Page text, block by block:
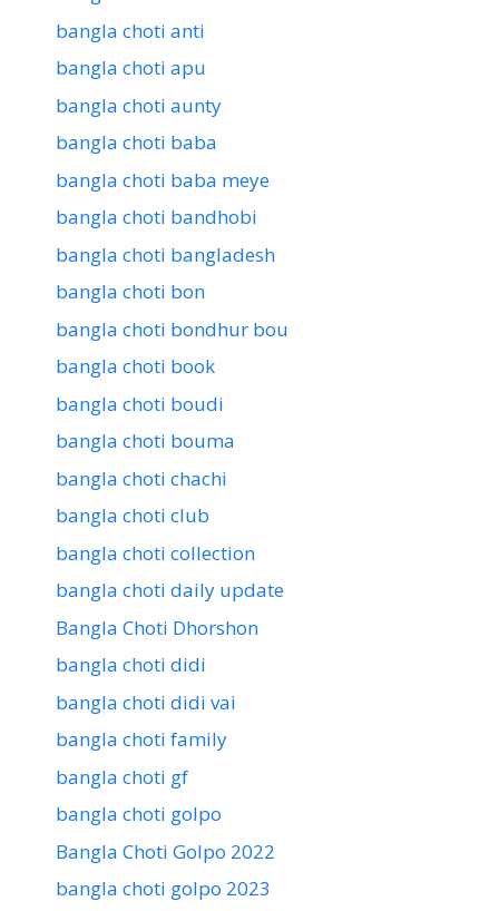
bangla choti anti
bangla choti apu
bangla choti aunty
bangla choti baba
bangla choti baba meye
bangla choti bandhobi
bangla choti bangladesh
bangla choti bon
bangla choti bondhur bou
bangla choti book
bangla choti boudi
bangla choti bouma
bangla choti chachi
bangla choti club
bangla choti collection
bangla choti daily update
Bangla Choti Dhorshon
bangla choti didi
bangla choti didi vai
bangla choti family
bangla choti gf
bangla choti golpo
Bangla Choti Golpo 2022
bangla choti golpo 2023